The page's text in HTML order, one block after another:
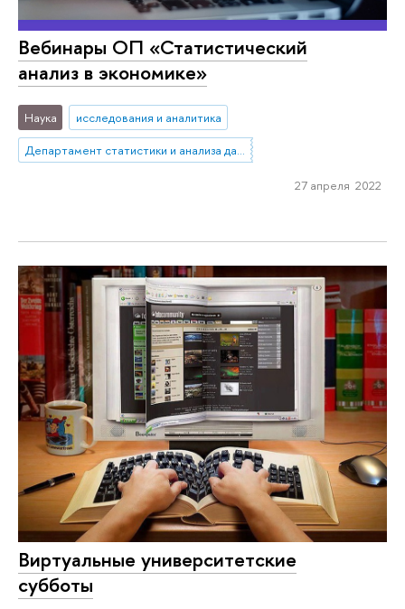
Вебинары ОП «Статистический
анализ в экономике»
Наука
исследования и аналитика
Департамент статистики и анализа данных
27 апреля 2022
Виртуальные университетские
субботы